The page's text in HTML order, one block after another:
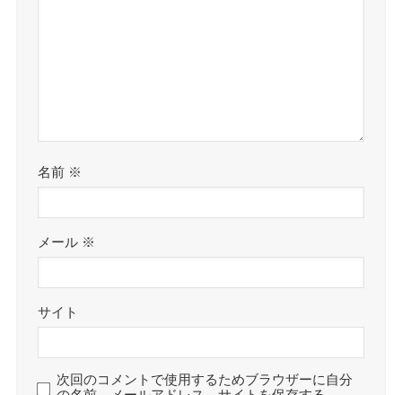
名前 ※
メール ※
サイト
次回のコメントで使用するためブラウザーに自分